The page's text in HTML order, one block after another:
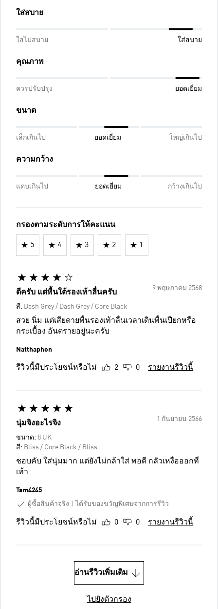
ใส่สบาย
ใส่ไม่สบาย ใส่สบาย
คุณภาพ
ควรปรับปรุง ยอดเยี่ยม
ขนาด
เล็กเกินไป ยอดเยี่ยม ใหญ่เกินไป
ความกว้าง
แคบเกินไป ยอดเยี่ยม กว้างเกินไป
กรองตามระดับการให้คะแนน
5 4 3 2 1
9 พฤษภาคม 2568
ดีครับ แต่พื้นใต้รองเท้าลื่นครับ
สี: Dash Grey / Dash Grey / Core Black
สวย นิ่ม แต่เสียดายพื้นรองเท้าลื่นเวลาเดินพื้นเปียกหรือ
กระเบื้อง อันตรายอยู่นะครับ
Natthaphon
รีวิวนี้มีประโยชน์หรือไม่ 2 0 รายงานรีวิวนี้
1 กันยายน 2566
นุ่มจิงอะไรจิง
ขนาด: 8 UK
สี: Bliss / Core Black / Bliss
ชอบคับ ใส่นุ่มมาก แต่ยังไม่กล้าใส่ พอดี กลัวเหงื่อออกที่
เท้า
Tam4245
ผู้ซื้อสินค้าจริง
ได้รับของขวัญพิเศษจากการรีวิว
รีวิวนี้มีประโยชน์หรือไม่ 0 0 รายงานรีวิวนี้
อ่านรีวิวเพิ่มเติม
ไปยังตัวกรอง